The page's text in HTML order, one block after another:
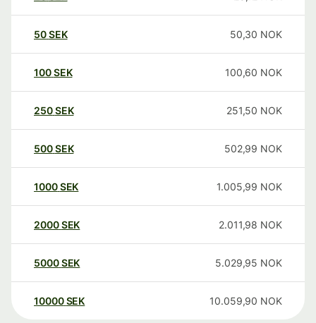
50SEK 50,30 NOK
100SEK 100,60 NOK
250SEK 251,50 NOK
500SEK 502,99 NOK
1000SEK 1.005,99 NOK
2000SEK 2.011,98 NOK
5000SEK 5.029,95 NOK
10000 SEK 10.059,90 NOK